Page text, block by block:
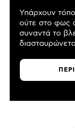
Υπάρχουν
ούτε στο φως
συναντά το